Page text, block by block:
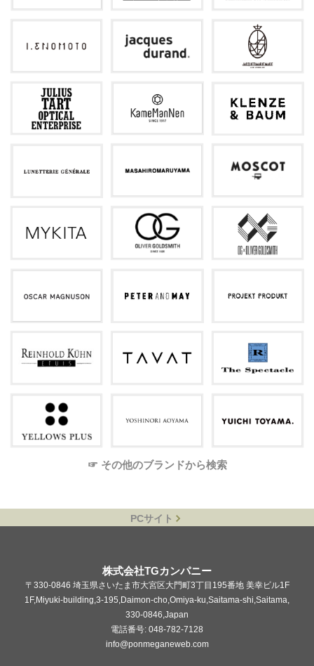
☞ その他のブランドから検索
PCサイト
株式会社TGカンパニー
〒330-0846 埼玉県さいたま市大宮区大門町3丁目195番地 美幸ビル1F
1F,Miyuki-building,3-195,Daimon-cho,Omiya-ku,Saitama-shi,Saitama,
330-0846,Japan
電話番号: 048-782-7128
info@ponmeganeweb.com